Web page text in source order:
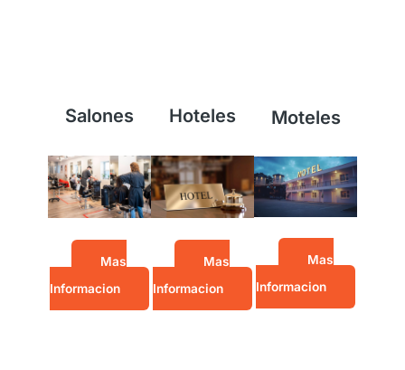
Salones
Mas
Informacion
Hoteles
Mas
Informacion
Moteles
Mas
Informacion